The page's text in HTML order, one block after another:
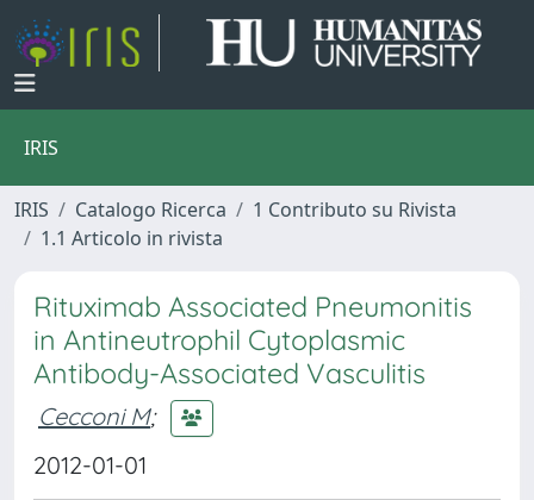
IRIS
IRIS Catalogo Ricerca
1 Contributo su Rivista
1.1 Articolo in rivista
Rituximab Associated Pneumonitis
in Antineutrophil Cytoplasmic
Antibody-Associated Vasculitis
Cecconi M;
2012-01-01